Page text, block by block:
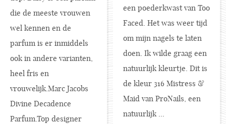
een poederkwast van Too
Faced. Het was weer tijd
om mijn nagels te laten
doen. Ik wilde graag een
natuurlijk kleurtje. Dit is
de kleur 316 Mistress &
Maid van ProNails, een
natuurlijk ...
die de meeste vrouwen
wel kennen en de
parfum is er inmiddels
ook in andere varianten,
heel fris en
vrouwelijk.Marc Jacobs
Divine Decadence
Parfum.Top designer